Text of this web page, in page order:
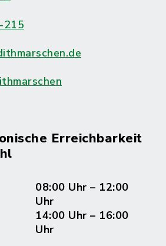
215
Erreichbarkeit
08:00 Uhr – 12:00
Uhr
14:00 Uhr – 16:00
Uhr